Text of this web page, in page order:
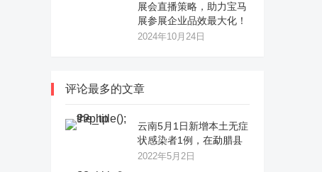
展会直播策略，助力宝马
展参展企业品效最大化！
2024年10月24日
评论最多的文章
云南5月1日新增本土无症
状感染者1例，在勐腊县
2022年5月2日